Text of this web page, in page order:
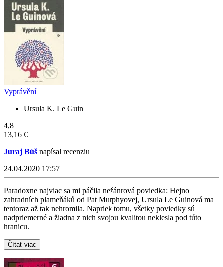
Vyprávění
Ursula K. Le Guin
4,8
13,16 €
Juraj Búš napísal recenziu
24.04.2020 17:57
Paradoxne najviac sa mi páčila nežánrová poviedka: Hejno
zahradních plameňáků od Pat Murphyovej, Ursula Le Guinová ma
tentoraz až tak nehromila. Napriek tomu, všetky poviedky sú
nadpriemerné a žiadna z nich svojou kvalitou neklesla pod túto
hranicu.
Čítať viac